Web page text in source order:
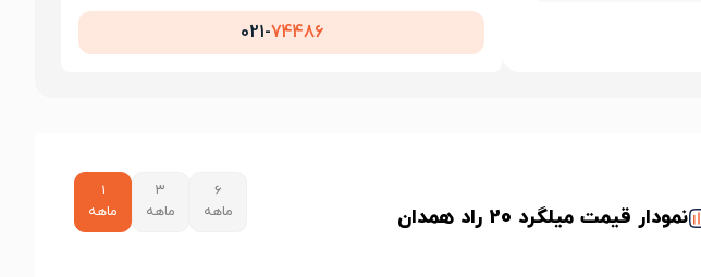
021-74486
نمودار قیمت میلگرد 20 راد همدان
۶
ماهه
۳
ماهه
۱
ماهه